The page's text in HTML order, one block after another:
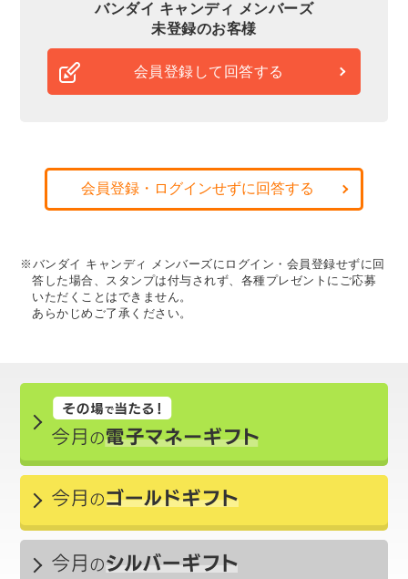
バンダイ キャンディ メンバーズ
未登録のお客様
会員登録して回答する
会員登録・ログインせずに回答する
※バンダイ キャンディ メンバーズにログイン・会員登録せずに回
答した場合、スタンプは付与されず、各種プレゼントにご応募
いただくことはできません。
あらかじめご了承ください。